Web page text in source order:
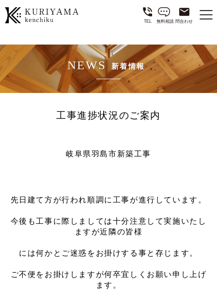
TEL 無料相談 問合わせ
NEWS 新着情報
工事進捗状況のご案内
岐阜県羽島市新築工事
先日建て方が行われ順調に工事が進行しています。
今後も工事に際しましては十分注意して実施いたし
ますが近隣の皆様
には何かとご迷惑をお掛けする事と存じます。
ご不便をお掛けしますが何卒宜しくお願い申し上げ
ます。